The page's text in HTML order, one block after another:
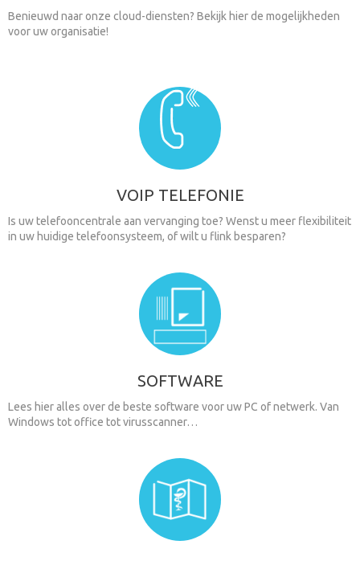
Benieuwd naar onze cloud-diensten? Bekijk hier de mogelijkheden
voor uw organisatie!
VOIP TELEFONIE
Is uw telefooncentrale aan vervanging toe? Wenst u meer flexibiliteit
in uw huidige telefoonsysteem, of wilt u flink besparen?
SOFTWARE
Lees hier alles over de beste software voor uw PC of netwerk. Van
Windows tot office tot virusscanner…